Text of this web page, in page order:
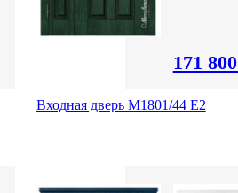
171 800
Входная дверь М1801/44 Е2